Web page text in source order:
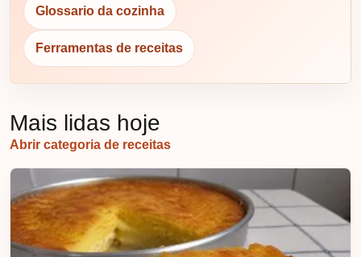
Glossario da cozinha
Ferramentas de receitas
Mais lidas hoje
Abrir categoria de receitas